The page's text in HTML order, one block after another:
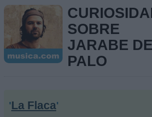
SOBRE
JARABE DE
PALO
'La Flaca'